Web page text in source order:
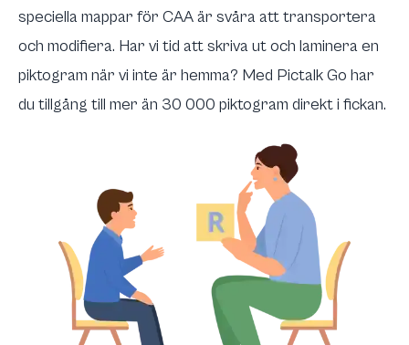
speciella mappar för CAA är svåra att transportera
och modifiera. Har vi tid att skriva ut och laminera en
piktogram när vi inte är hemma? Med Pictalk Go har
du tillgång till mer än 30 000 piktogram direkt i fickan.